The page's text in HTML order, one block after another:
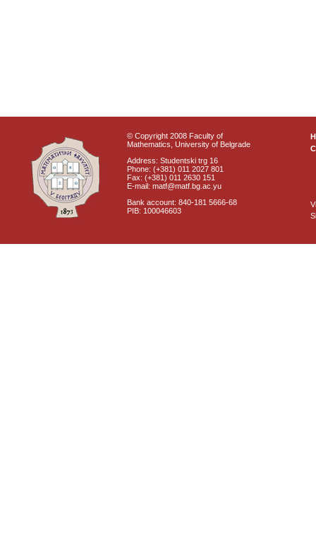
© Copyright 2008 Faculty of
Mathematics, University of Belgrade
Address: Studentski trg 16
Phone: (+381) 011 2027 801
Fax: (+381) 011 2630 151
E-mail: matf@matf.bg.ac.yu
Bank account: 840-181 5666-68
PIB: 100046603